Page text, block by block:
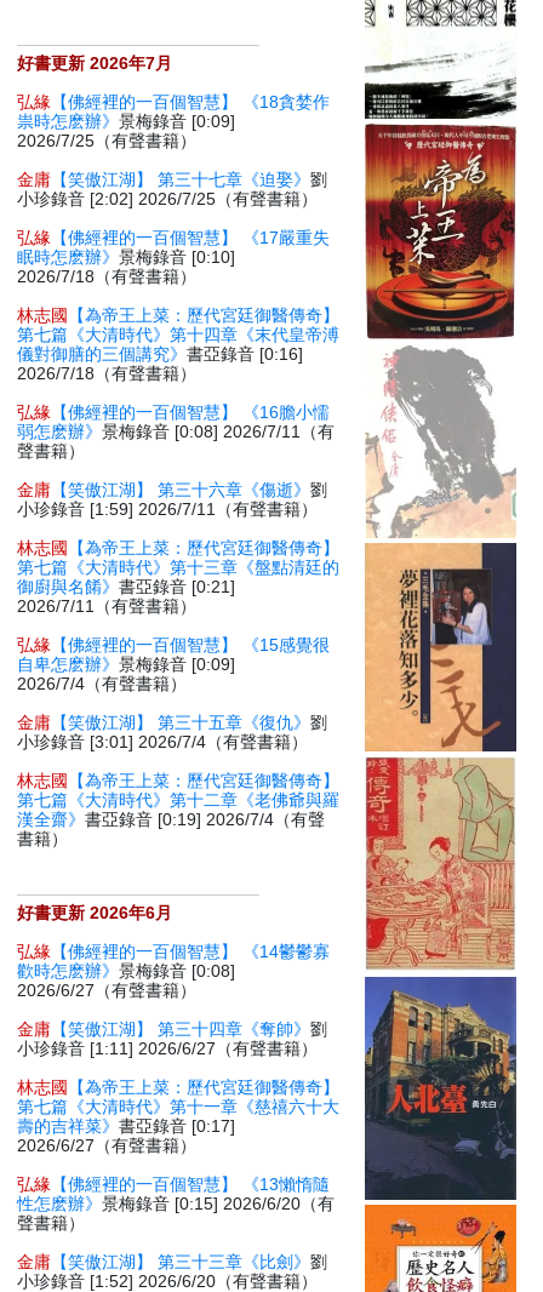
好書更新 2026年7月
弘緣 【佛經裡的一百個智慧】 《18貪婪作
祟時怎麽辦》景梅錄音 [0:09]
2026/7/25（有聲書籍）
金庸 【笑傲江湖】 第三十七章《迫娶》劉
小珍錄音 [2:02] 2026/7/25（有聲書籍）
弘緣 【佛經裡的一百個智慧】 《17嚴重失
眠時怎麽辦》景梅錄音 [0:10]
2026/7/18（有聲書籍）
林志國
【為帝王上菜：歷代宮廷御醫傳奇】
第七篇《大清時代》第十四章《末代皇帝溥
儀對御膳的三個講究》書亞錄音 [0:16]
2026/7/18（有聲書籍）
弘緣 【佛經裡的一百個智慧】 《16膽小懦
弱怎麽辦》景梅錄音 [0:08] 2026/7/11（有
聲書籍）
金庸 【笑傲江湖】 第三十六章《傷逝》劉
小珍錄音 [1:59] 2026/7/11（有聲書籍）
林志國
【為帝王上菜：歷代宮廷御醫傳奇】
第七篇《大清時代》第十三章《盤點清廷的
御廚與名餚》書亞錄音 [0:21]
2026/7/11（有聲書籍）
弘緣 【佛經裡的一百個智慧】 《15感覺很
自卑怎麽辦》景梅錄音 [0:09]
2026/7/4（有聲書籍）
金庸 【笑傲江湖】 第三十五章《復仇》劉
小珍錄音 [3:01] 2026/7/4（有聲書籍）
林志國
【為帝王上菜：歷代宮廷御醫傳奇】
第七篇《大清時代》第十二章《老佛爺與羅
漢全齋》書亞錄音 [0:19] 2026/7/4（有聲
書籍）
好書更新 2026年6月
弘緣 【佛經裡的一百個智慧】 《14鬱鬱寡
歡時怎麽辦》景梅錄音 [0:08]
2026/6/27（有聲書籍）
金庸 【笑傲江湖】 第三十四章《奪帥》劉
小珍錄音 [1:11] 2026/6/27（有聲書籍）
林志國
【為帝王上菜：歷代宮廷御醫傳奇】
第七篇《大清時代》第十一章《慈禧六十大
壽的吉祥菜》書亞錄音 [0:17]
2026/6/27（有聲書籍）
弘緣 【佛經裡的一百個智慧】 《13懶惰隨
性怎麽辦》景梅錄音 [0:15] 2026/6/20（有
聲書籍）
金庸 【笑傲江湖】 第三十三章《比劍》劉
小珍錄音 [1:52] 2026/6/20（有聲書籍）